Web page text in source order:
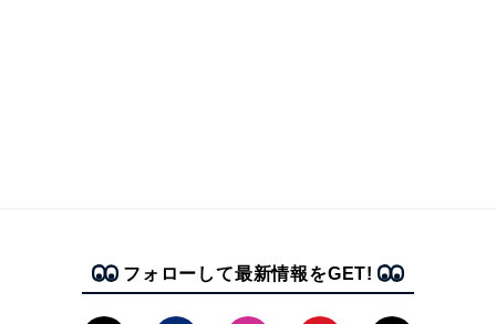
フォローして最新情報をGET!